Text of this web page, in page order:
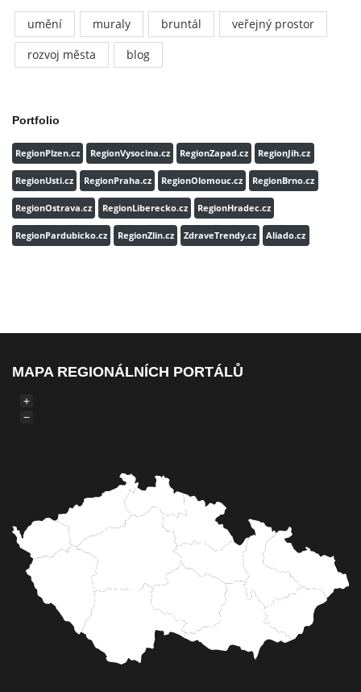
umění muraly bruntál
veřejný prostor
rozvoj města
blog
Portfolio
RegionPlzen.cz RegionVysocina.cz RegionZapad.cz RegionJih.cz
RegionUsti.cz RegionPraha.cz RegionOlomouc.cz RegionBrno.cz
RegionOstrava.cz RegionLiberecko.cz RegionHradec.cz
RegionPardubicko.cz RegionZlin.cz ZdraveTrendy.cz Aliado.cz
MAPA REGIONÁLNÍCH PORTÁLŮ
+
−